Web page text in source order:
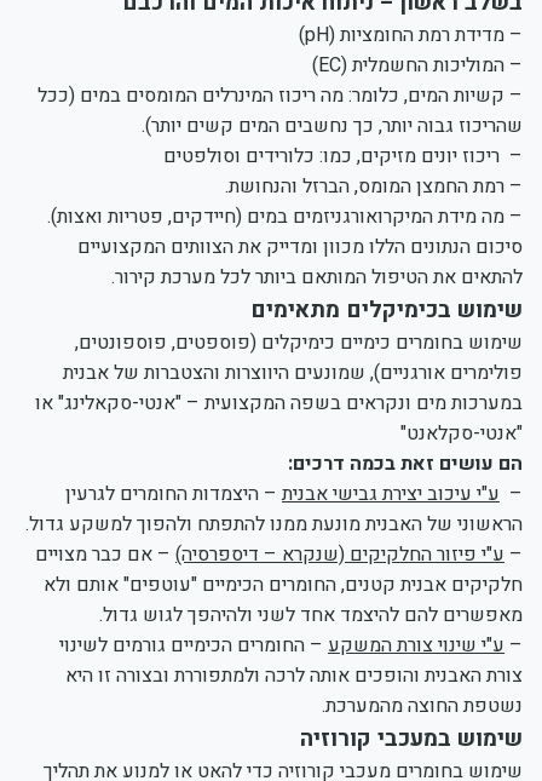
– מדידת רמת החומציות (pH)
– המוליכות החשמלית (EC)
– קשיות המים, כלומר: מה ריכוז המינרלים המומסים במים (ככל
שהריכוז גבוה יותר, כך נחשבים המים קשים יותר).
– ריכוז יונים מזיקים, כמו: כלורידים וסולפטים
– רמת החמצן המומס, הברזל והנחושת.
– מה מידת המיקרואורגניזמים במים (חיידקים, פטריות ואצות).
סיכום הנתונים הללו מכוון ומדייק את הצוותים המקצועיים
להתאים את הטיפול המותאם ביותר לכל מערכת קירור.
שימוש בכימיקלים מתאימים
שימוש בחומרים כימיים כימיקלים (פוספטים, פוספונטים,
פולימרים אורגניים), שמונעים היווצרות והצטברות של אבנית
במערכות מים ונקראים בשפה המקצועית – "אנטי-סקאלינג" או
"אנטי-סקלאנט"
הם עושים זאת בכמה דרכים:
– ע"י עיכוב יצירת גבישי אבנית– היצמדות החומרים לגרעין
הראשוני של האבנית מונעת ממנו להתפתח ולהפוך למשקע גדול.
– ע"י פיזור החלקיקים (שנקרא – דיספרסיה) – אם כבר מצויים
חלקיקים אבנית קטנים, החומרים הכימיים "עוטפים" אותם ולא
מאפשרים להם להיצמד אחד לשני ולהיהפך לגוש גדול.
– ע"י שינוי צורת המשקע – החומרים הכימיים גורמים לשינוי
צורת האבנית והופכים אותה לרכה ולמתפוררת ובצורה זו היא
נשטפת החוצה מהמערכת.
שימוש במעכבי קורוזיה
שימוש בחומרים מעכבי קורוזיה כדי להאט או למנוע את תהליך